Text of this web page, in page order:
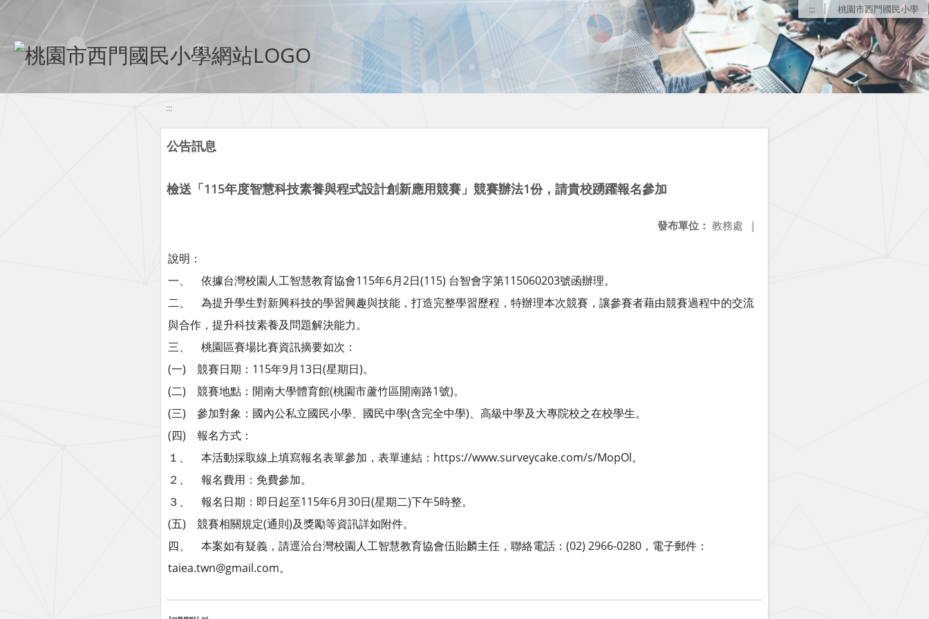
移至網頁之主要內容區位置 ::: 桃園市西門國民小學
:::
公告訊息
檢送「115年度智慧科技素養與程式設計創新應用競賽」競賽辦法1份，請貴校踴躍報名參加
發布單位： 教務處 |
說明：
一、 依據台灣校園人工智慧教育協會115年6月2日(115) 台智會字第115060203號函辦理。
二、 為提升學生對新興科技的學習興趣與技能，打造完整學習歷程，特辦理本次競賽，讓參賽者藉由競賽過程中的交流
與合作，提升科技素養及問題解決能力。
三、 桃園區賽場比賽資訊摘要如次：
(一) 競賽日期：115年9月13日(星期日)。
(二) 競賽地點：開南大學體育館(桃園市蘆竹區開南路1號)。
(三) 參加對象：國內公私立國民小學、國民中學(含完全中學)、高級中學及大專院校之在校學生。
(四) 報名方式：
１、 本活動採取線上填寫報名表單參加，表單連結：https://www.surveycake.com/s/MopOl。
２、 報名費用：免費參加。
３、 報名日期：即日起至115年6月30日(星期二)下午5時整。
(五) 競賽相關規定(通則)及獎勵等資訊詳如附件。
四、 本案如有疑義，請逕洽台灣校園人工智慧教育協會伍貽麟主任，聯絡電話：(02) 2966-0280，電子郵件：
taiea.twn@gmail.com。